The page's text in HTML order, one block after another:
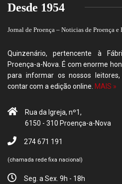
Desde 1954
Jornal de Proença – Noticias de Proença
Quinzenário, pertencente à
Proença-a-Nova. É com enorme
para informar os nossos
contar com a edição online. MAIS »
Rua da Igreja, nº1,
6150 - 310 Proença-a-Nova
274 671 191
(chamada rede fixa nacional)
Seg. a Sex. 9h - 18h